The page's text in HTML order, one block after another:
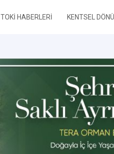
TOKİ HABERLERİ KENTSEL